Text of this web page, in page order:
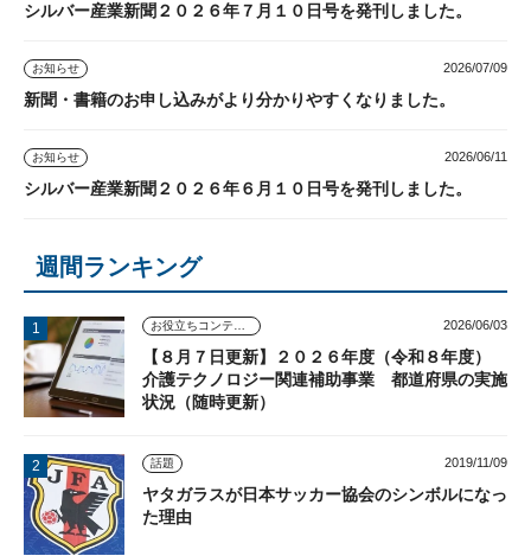
シルバー産業新聞２０２６年７月１０日号を発刊しました。
お知らせ 2026/07/09
新聞・書籍のお申し込みがより分かりやすくなりました。
お知らせ 2026/06/11
シルバー産業新聞２０２６年６月１０日号を発刊しました。
週間ランキング
お役立ちコンテンツ 2026/06/03
【８月７日更新】２０２６年度（令和８年度）
介護テクノロジー関連補助事業 都道府県の実施
状況（随時更新）
話題 2019/11/09
ヤタガラスが日本サッカー協会のシンボルになっ
た理由